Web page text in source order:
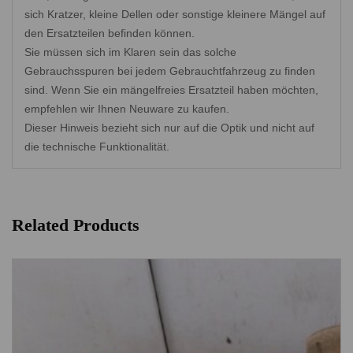
sich Kratzer, kleine Dellen oder sonstige kleinere Mängel auf
den Ersatzteilen befinden können.
Sie müssen sich im Klaren sein das solche
Gebrauchsspuren bei jedem Gebrauchtfahrzeug zu finden
sind. Wenn Sie ein mängelfreies Ersatzteil haben möchten,
empfehlen wir Ihnen Neuware zu kaufen.
Dieser Hinweis bezieht sich nur auf die Optik und nicht auf
die technische Funktionalität.
Related Products